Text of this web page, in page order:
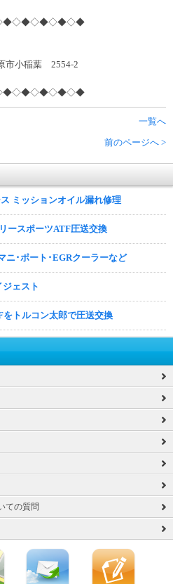
市小稲葉 2554-2
一覧へ
前のページへ >
ミッションオイル漏れ修理
ースポーツATF圧送交換
ニ･ポート･EGRクーラーなど
ジェスト
をトルコン太郎で圧送交換
ての質問